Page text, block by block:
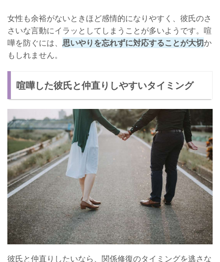
女性も余裕がないときほど感情的になりやすく、彼氏のさ
さいな言動にイラッとしてしまうことが多いようです。喧
嘩を防ぐには、 思いやりを忘れずに対応することが大切か
もしれません。
喧嘩した彼氏と仲直りしやすいタイミング
彼氏と仲直りしたいなら、関係修復のタイミングを逃さな